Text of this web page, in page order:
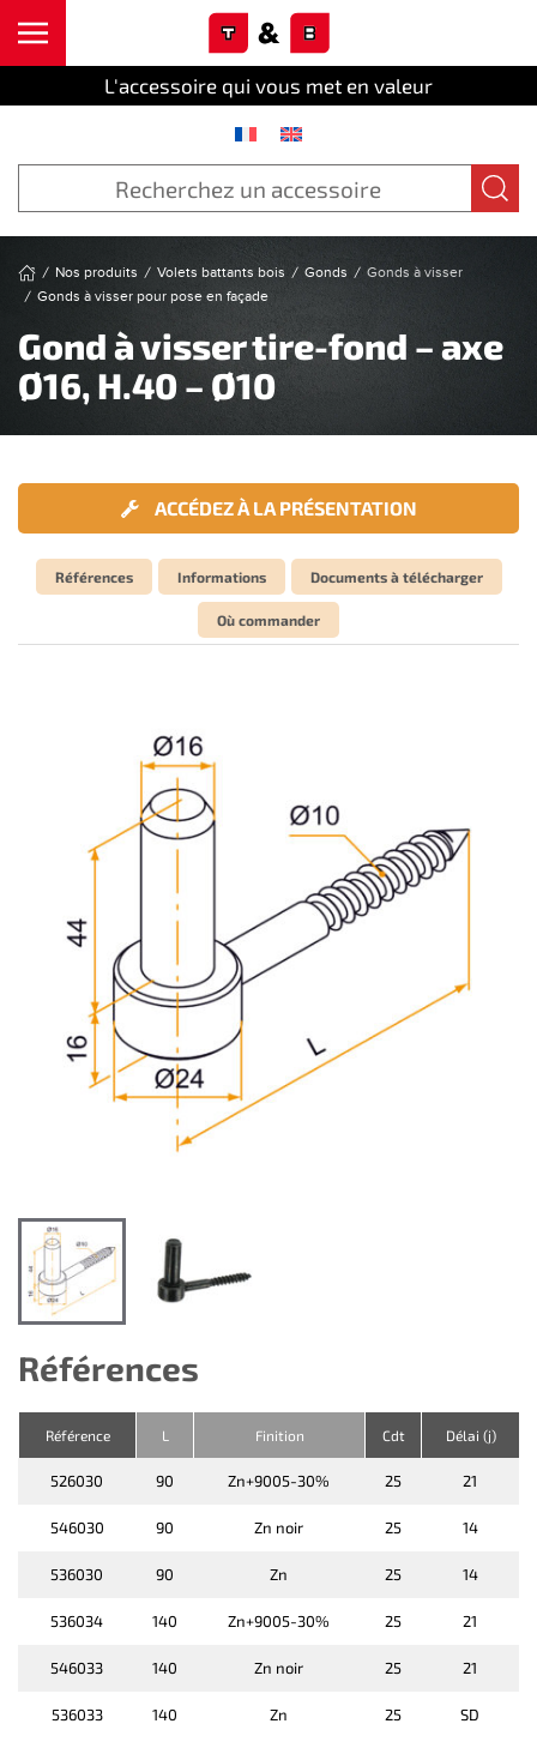
L'accessoire qui vous met en valeur
Nos produits Volets battants bois Gonds
Gonds à visser
Gonds à visser pour pose en façade
Gond à visser tire-fond – axe
Ø16, H.40 – Ø10
ACCÉDEZ À LA PRÉSENTATION
Références Informations Documents à télécharger
Où commander
Références
Référence L Finition Cdt Délai (j)
526030 90 Zn+9005-30% 25 21
546030 90 Zn noir 25 14
536030 90 Zn 25 14
536034 140 Zn+9005-30% 25 21
546033 140 Zn noir 25 21
536033 140 Zn 25 SD
Cookies management panel